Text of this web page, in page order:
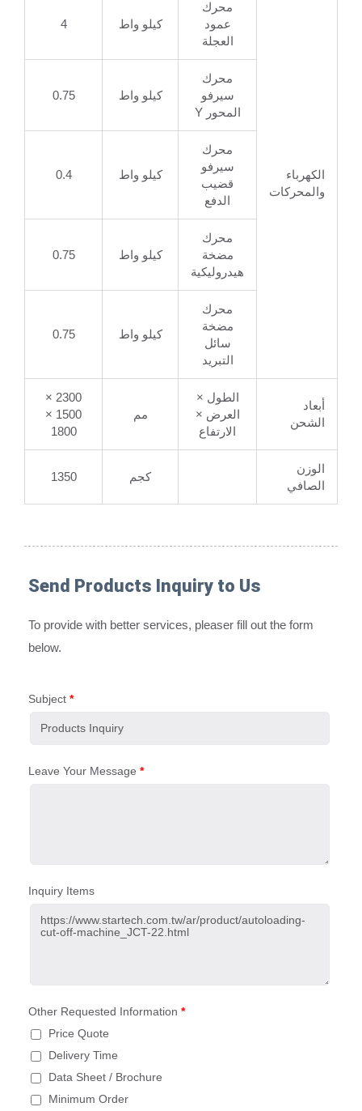
الكهرباء
والمحركات
محرك
عمود
العجلة
كيلو واط 4
محرك
سيرفو
المحور Y
كيلو واط 0.75
محرك
سيرفو
قضيب
الدفع
كيلو واط 0.4
محرك
مضخة
هيدروليكية
كيلو واط 0.75
محرك
مضخة
سائل
التبريد
كيلو واط 0.75
أبعاد
الشحن
الطول ×
العرض ×
الارتفاع
مم
2300 ×
1500 ×
1800
الوزن
الصافي
كجم 1350